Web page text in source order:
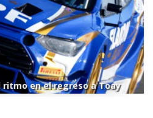
ritmo en el regreso a Toay